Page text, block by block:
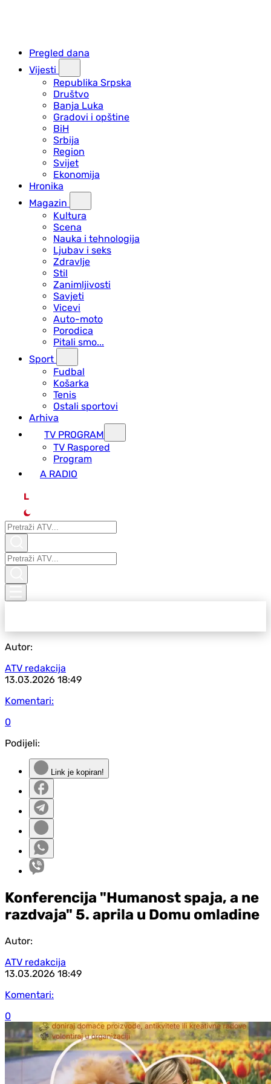
Pregled dana
Vijesti
Republika Srpska
Društvo
Banja Luka
Gradovi i opštine
BiH
Srbija
Region
Svijet
Ekonomija
Hronika
Magazin
Kultura
Scena
Nauka i tehnologija
Ljubav i seks
Zdravlje
Stil
Zanimljivosti
Savjeti
Vicevi
Auto-moto
Porodica
Pitali smo...
Sport
Fudbal
Košarka
Tenis
Ostali sportovi
Arhiva
TV PROGRAM
ТV Raspored
Program
A RADIO
L
Autor:
ATV redakcija
13.03.2026 18:49
Komentari:
0
Podijeli:
Link je kopiran!
Konferencija "Humanost spaja, a ne
razdvaja" 5. aprila u Domu omladine
Autor:
ATV redakcija
13.03.2026 18:49
Komentari:
0